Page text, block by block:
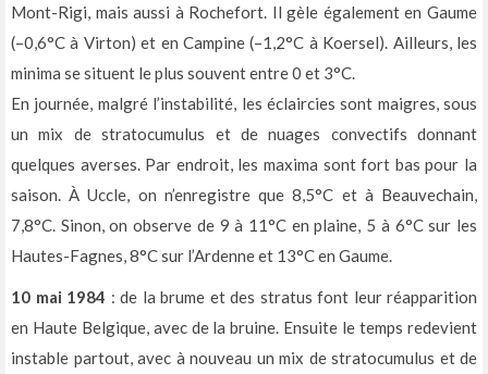
Mont-Rigi, mais aussi à Rochefort. Il gèle également en Gaume
(–0,6°C à Virton) et en Campine (–1,2°C à Koersel). Ailleurs, les
minima se situent le plus souvent entre 0 et 3°C.
En journée, malgré l’instabilité, les éclaircies sont maigres, sous
un mix de stratocumulus et de nuages convectifs donnant
quelques averses. Par endroit, les maxima sont fort bas pour la
saison. À Uccle, on n’enregistre que 8,5°C et à Beauvechain,
7,8°C. Sinon, on observe de 9 à 11°C en plaine, 5 à 6°C sur les
Hautes-Fagnes, 8°C sur l’Ardenne et 13°C en Gaume.
10 mai 1984 : de la brume et des stratus font leur réapparition
en Haute Belgique, avec de la bruine. Ensuite le temps redevient
instable partout, avec à nouveau un mix de stratocumulus et de